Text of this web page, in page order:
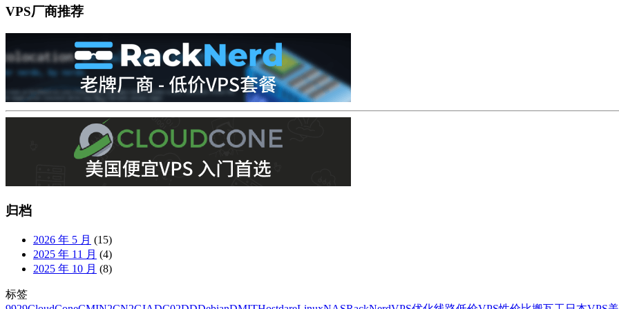
VPS厂商推荐
归档
2026 年 5 月 (15)
2025 年 11 月 (4)
2025 年 10 月 (8)
标签